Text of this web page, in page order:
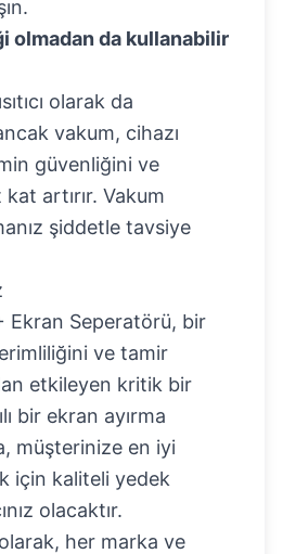
olmadan da kullanabilir
olarak da
vakum, cihazı
güvenliğini ve
artırır. Vakum
şiddetle tavsiye
Ekran Seperatörü, bir
ve tamir
etkileyen kritik bir
bir ekran ayırma
müşterinize en iyi
için kaliteli yedek
olacaktır.
her marka ve